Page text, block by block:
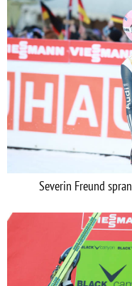
Severin Freund